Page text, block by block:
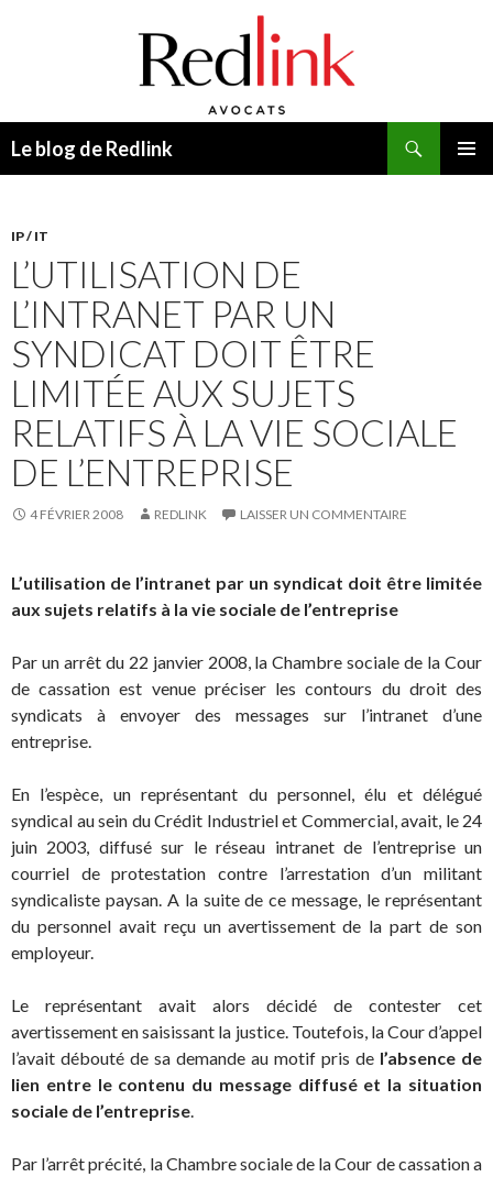
Le blog de Redlink
IP / IT
L’UTILISATION DE
L’INTRANET PAR UN
SYNDICAT DOIT ÊTRE
LIMITÉE AUX SUJETS
RELATIFS À LA VIE SOCIALE
DE L’ENTREPRISE
4 FÉVRIER 2008 REDLINK LAISSER UN COMMENTAIRE
L’utilisation de l’intranet par un syndicat doit être limitée
aux sujets relatifs à la vie sociale de l’entreprise
Par un arrêt du 22 janvier 2008, la Chambre sociale de la Cour
de cassation est venue préciser les contours du droit des
syndicats à envoyer des messages sur l’intranet d’une
entreprise.
En l’espèce, un représentant du personnel, élu et délégué
syndical au sein du Crédit Industriel et Commercial, avait, le 24
juin 2003, diffusé sur le réseau intranet de l’entreprise un
courriel de protestation contre l’arrestation d’un militant
syndicaliste paysan. A la suite de ce message, le représentant
du personnel avait reçu un avertissement de la part de son
employeur.
Le représentant avait alors décidé de contester cet
avertissement en saisissant la justice. Toutefois, la Cour d’appel
l’avait débouté de sa demande au motif pris de l’absence de
lien entre le contenu du message diffusé et la situation
sociale de l’entreprise.
Par l’arrêt précité, la Chambre sociale de la Cour de cassation a